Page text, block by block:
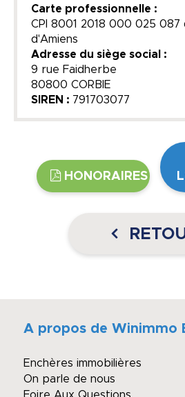
Carte professionnelle :
CPI 8001 2018 000 025 087
d'Amiens
Adresse du siège social :
9 rue Faidherbe
80800 CORBIE
SIREN : 791703077
HONORAIRES
A propos de Winimmo
Enchères immobilières
On parle de nous